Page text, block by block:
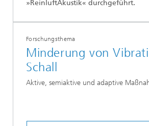
»ReinluftAkustik« durchgeführt.
Forschungsthema
Minderung von
Schall
Aktive, semiaktive und adaptive